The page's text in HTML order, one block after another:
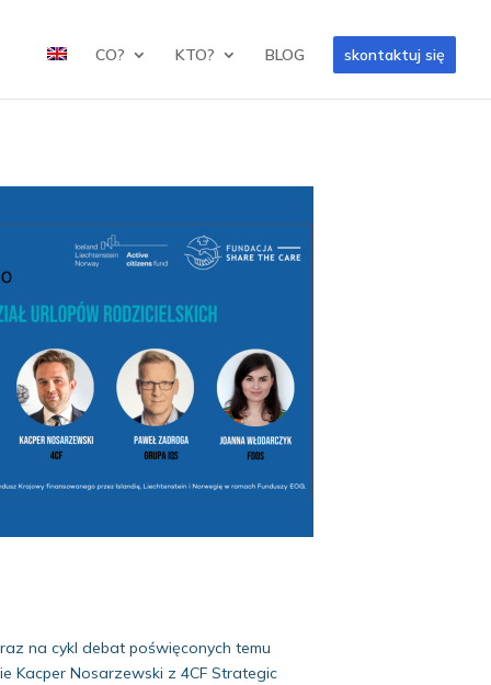
CO? KTO? BLOG skontaktuj się
na cykl debat poświęconych temu
Kacper Nosarzewski z 4CF Strategic